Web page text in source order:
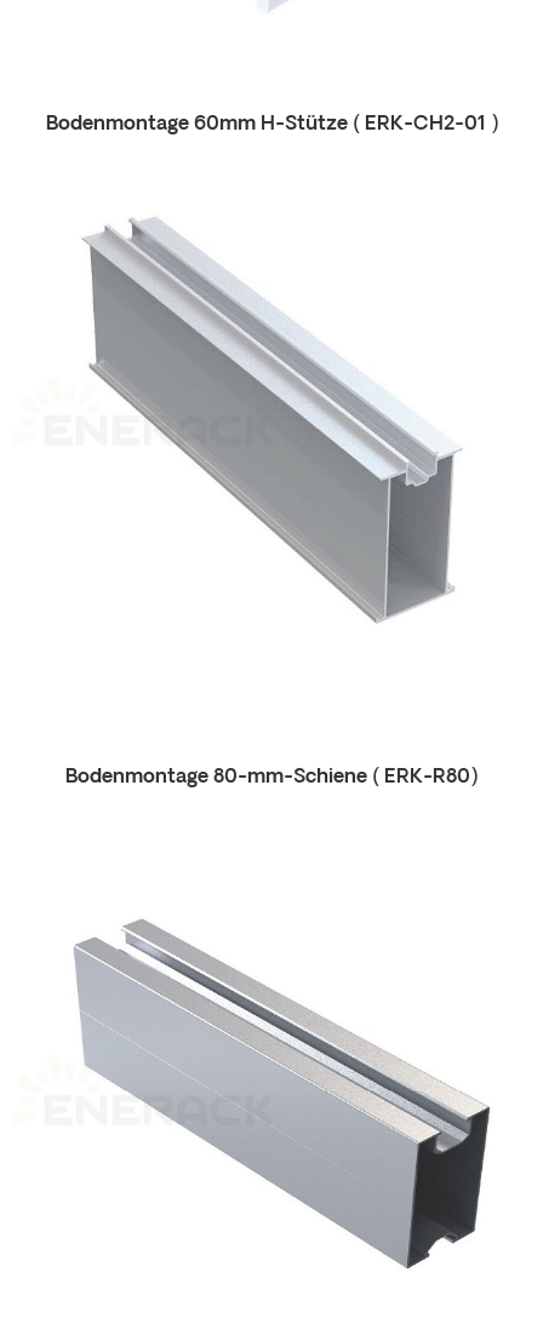
Bodenmontage 60mm H-Stütze ( ERK-CH2-01 )
Bodenmontage 80-mm-Schiene ( ERK-R80)